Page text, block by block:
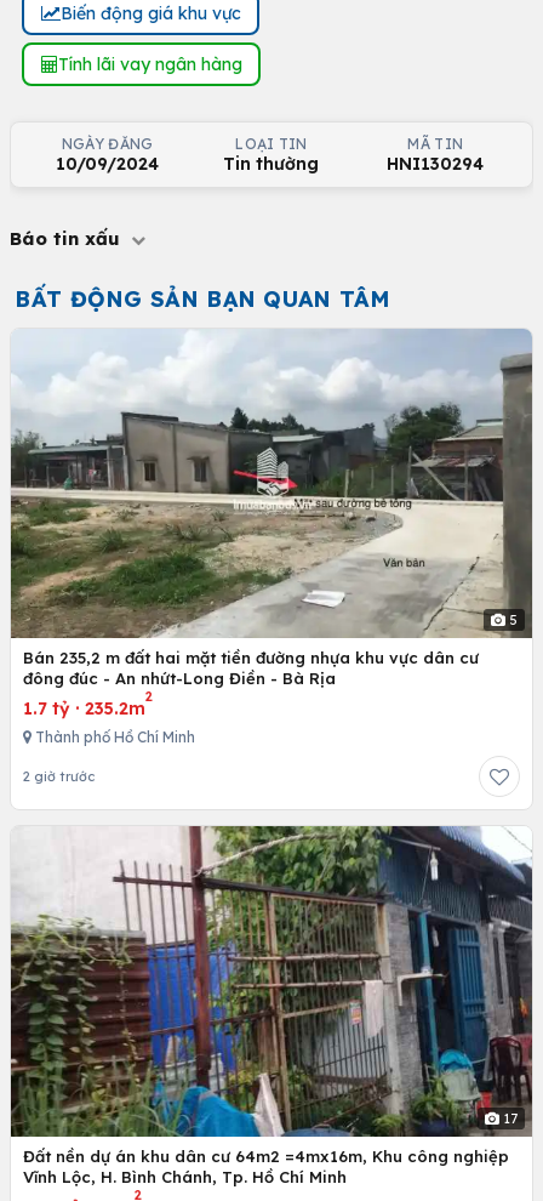
Biến động giá khu vực
Tính lãi vay ngân hàng
NGÀY ĐĂNG
10/09/2024
LOẠI TIN
Tin thường
MÃ TIN
HNI130294
Báo tin xấu
BẤT ĐỘNG SẢN BẠN QUAN TÂM
5
Bán 235,2 m đất hai mặt tiền đường nhựa khu vực dân cư
đông đúc - An nhứt-Long Điền - Bà Rịa
1.7 tỷ · 235.2m
2
Thành phố Hồ Chí Minh
2 giờ trước
17
Đất nền dự án khu dân cư 64m2 =4mx16m, Khu công nghiệp
Vĩnh Lộc, H. Bình Chánh, Tp. Hồ Chí Minh
2